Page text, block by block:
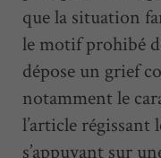
que la situation
le motif prohibé
dépose un grief
notamment le
l’article régissant
s’appuyant sur